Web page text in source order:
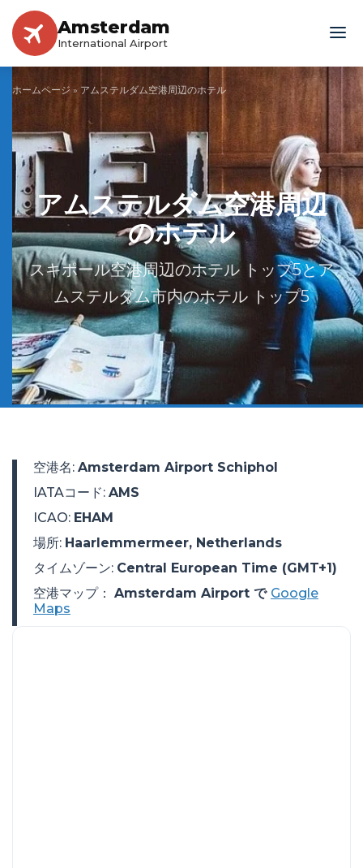
Amsterdam
International Airport
ホームページ »アムステルダム空港周辺のホテル
アムステルダム空港周辺
のホテル
スキポール空港周辺のホテル トップ5とア
ムステルダム市内のホテル トップ5
空港名: Amsterdam Airport Schiphol
IATAコード: AMS
ICAO: EHAM
場所: Haarlemmermeer, Netherlands
タイムゾーン: Central European Time (GMT+1)
空港マップ： Amsterdam Airport で Google
Maps